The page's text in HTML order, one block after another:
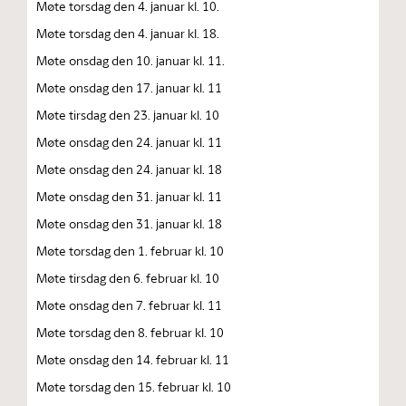
Møte torsdag den 4. januar kl. 10.
Møte torsdag den 4. januar kl. 18.
Møte onsdag den 10. januar kl. 11.
Møte onsdag den 17. januar kl. 11
Møte tirsdag den 23. januar kl. 10
Møte onsdag den 24. januar kl. 11
Møte onsdag den 24. januar kl. 18
Møte onsdag den 31. januar kl. 11
Møte onsdag den 31. januar kl. 18
Møte torsdag den 1. februar kl. 10
Møte tirsdag den 6. februar kl. 10
Møte onsdag den 7. februar kl. 11
Møte torsdag den 8. februar kl. 10
Møte onsdag den 14. februar kl. 11
Møte torsdag den 15. februar kl. 10